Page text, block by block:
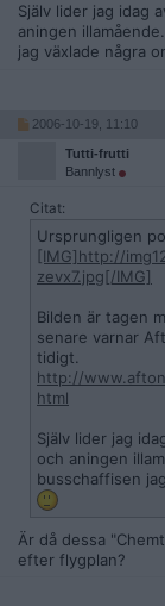
Själv lider jag idag
aningen
jag växlade några
2006-10-19, 11:10
Tutti-frutti
Bannlyst
Citat:
Ursprungligen
[IMG]http://
zevx7.jpg[/IMG]
Bilden är tagen
senare varnar
tidigt.
http://
html
Själv lider jag
och aningen
busschaffisen
Är då dessa
efter flygplan?